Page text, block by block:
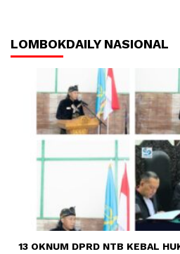
LOMBOKDAILY NASIONAL
13 OKNUM DPRD NTB KEBAL